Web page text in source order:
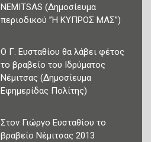
NEMITSAS (Δημοσίευμα
περιοδικού ”H ΚΥΠΡΟΣ ΜΑΣ”)
Ο Γ. Ευσταθίου θα λάβει φέτος
το βραβείο του Ιδρύματος
Νέμιτσας (Δημοσίευμα
Εφημερίδας Πολίτης)
Στον Γιώργο Ευσταθίου το
βραβείο Νέμιτσας 2013